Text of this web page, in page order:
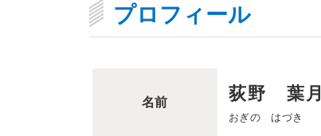
プロフィール
名前 荻野 葉月
おぎの はづき